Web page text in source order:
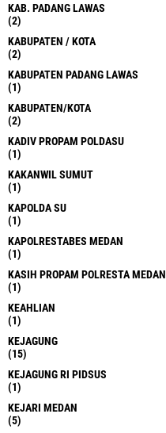
KAB. PADANG LAWAS
(2)
KABUPATEN / KOTA
(2)
KABUPATEN PADANG LAWAS
(1)
KABUPATEN/KOTA
(2)
KADIV PROPAM POLDASU
(1)
KAKANWIL SUMUT
(1)
KAPOLDA SU
(1)
KAPOLRESTABES MEDAN
(1)
KASIH PROPAM POLRESTA MEDAN
(1)
KEAHLIAN
(1)
KEJAGUNG
(15)
KEJAGUNG RI PIDSUS
(1)
KEJARI MEDAN
(5)